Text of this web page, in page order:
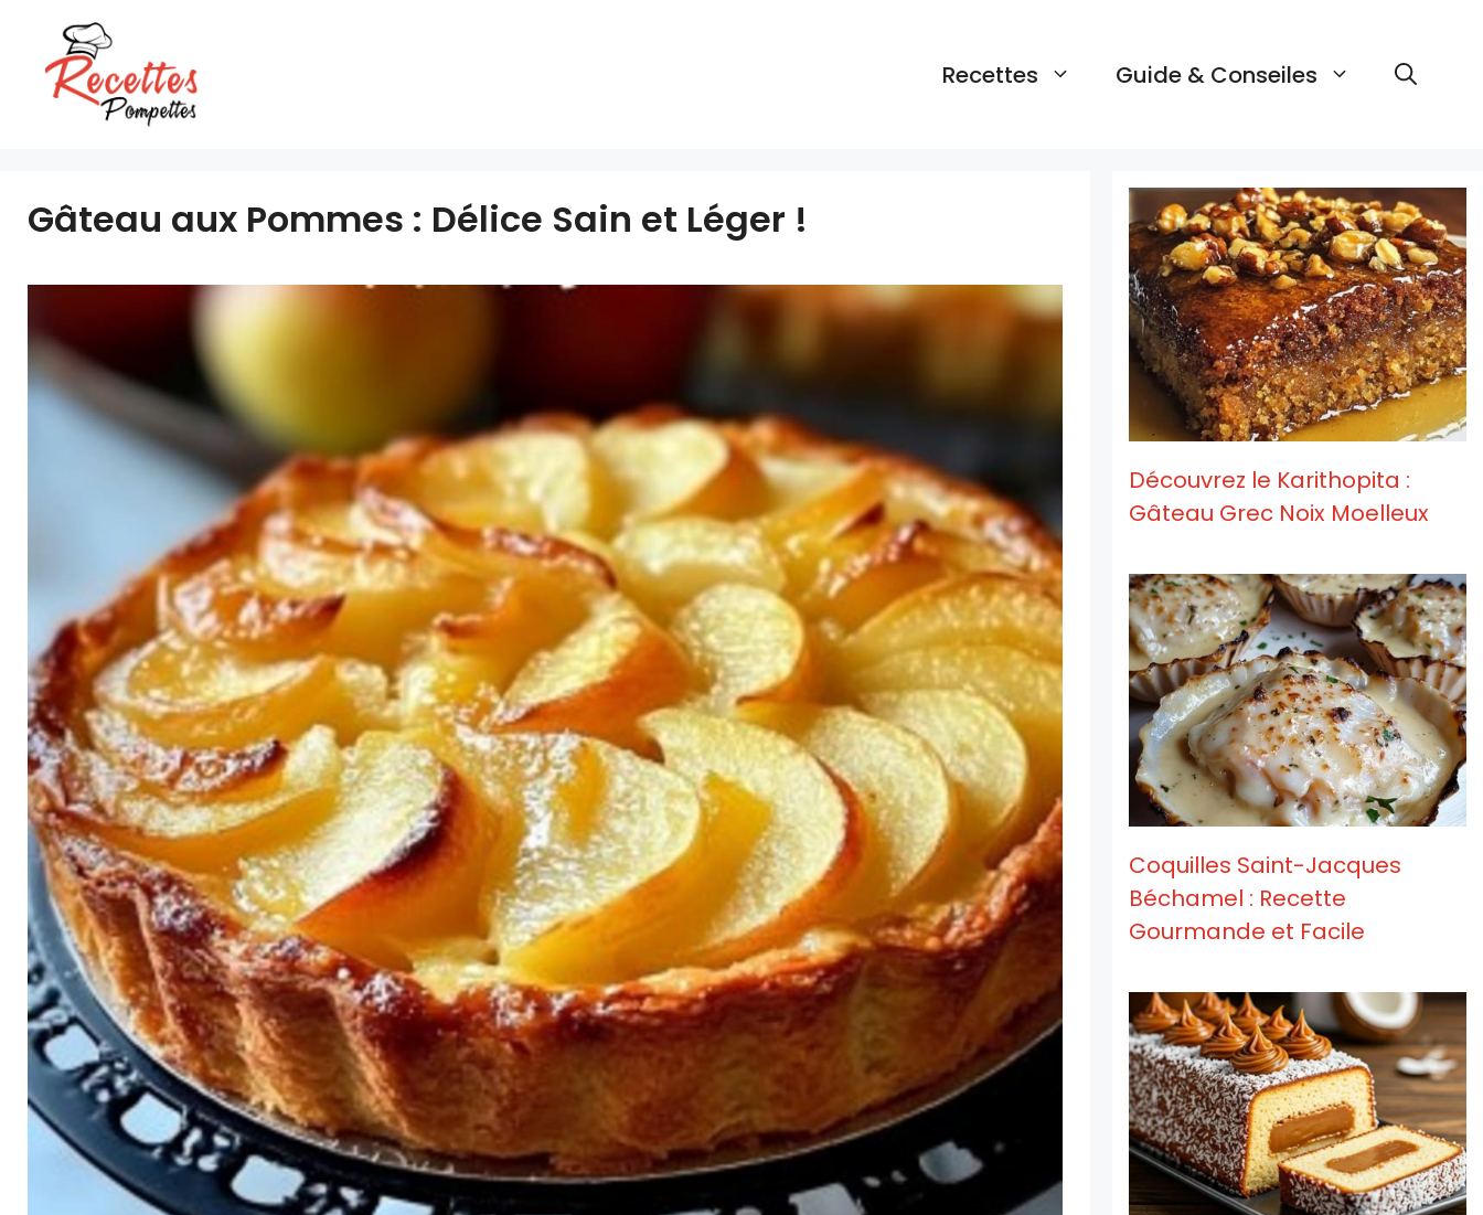
contenu
Recettes Guide & Conseiles
Gâteau aux Pommes : Délice Sain et Léger !
Découvrez le Karithopita :
Gâteau Grec Noix Moelleux
Coquilles Saint-Jacques
Béchamel : Recette
Gourmande et Facile